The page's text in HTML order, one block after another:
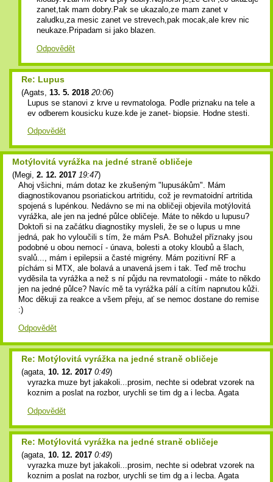
zanet,tak mam dobry.Pak se ukazalo,ze mam zanet v
zaludku,za mesic zanet ve strevech,pak mocak,ale krev nic
neukaze.Pripadam si jako blazen.
Odpovědět
Re: Lupus
(Agats 13. 5. 2018 20:06)
Lupus se stanovi z krve u revmatologa. Podle priznaku na tele a
ev odberem kousicku kuze.kde je zanet- biopsie. Hodne stesti.
Odpovědět
Motýlovitá vyrážka na jedné straně obličeje
(Megi, 2. 12. 2017 19:47)
Ahoj všichni, mám dotaz ke zkušeným "lupusákům". Mám
diagnostikovanou psoriatickou artritidu, což je revmatoidní artritida
spojená s lupénkou. Nedávno se mi na obličeji objevila motýlovitá
vyrážka, ale jen na jedné půlce obličeje. Máte to někdo u lupusu?
Doktoři si na začátku diagnostiky mysleli, že se o lupus u mne
jedná, pak ho vyloučili s tím, že mám PsA. Bohužel příznaky jsou
podobné u obou nemocí - únava, bolesti a otoky kloubů a šlach,
svalů..., mám i epilepsii a časté migrény. Mám pozitivní RF a
píchám si MTX, ale bolavá a unavená jsem i tak. Teď mě trochu
vyděsila ta vyrážka a než s ní půjdu na revmatologii - máte to někdo
jen na jedné půlce? Navíc mě ta vyrážka pálí a cítím napnutou kůži.
Moc děkuji za reakce a všem přeju, ať se nemoc dostane do remise
:)
Odpovědět
Re: Motýlovitá vyrážka na jedné straně obličeje
(agata, 10. 12. 2017 0:49)
vyrazka muze byt jakakoli...prosim, nechte si odebrat vzorek na
koznim a poslat na rozbor, urychli se tim dg a i lecba. Agata
Odpovědět
Re: Motýlovitá vyrážka na jedné straně obličeje
(agata 10. 12. 2017 0:49)
vyrazka muze byt jakakoli...prosim, nechte si odebrat vzorek na
koznim a poslat na rozbor, urychli se tim dg a i lecba. Agata